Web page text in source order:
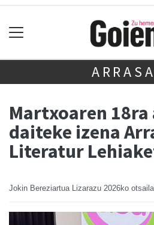
Martxoaren 18ra
daiteke izena
Literatur
Jokin Bereziartua Lizarazu 2026ko